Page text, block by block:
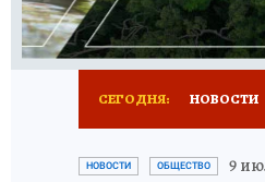
СЕГОДНЯ: НОВОСТИ
НОВОСТИ ОБЩЕСТВО 9